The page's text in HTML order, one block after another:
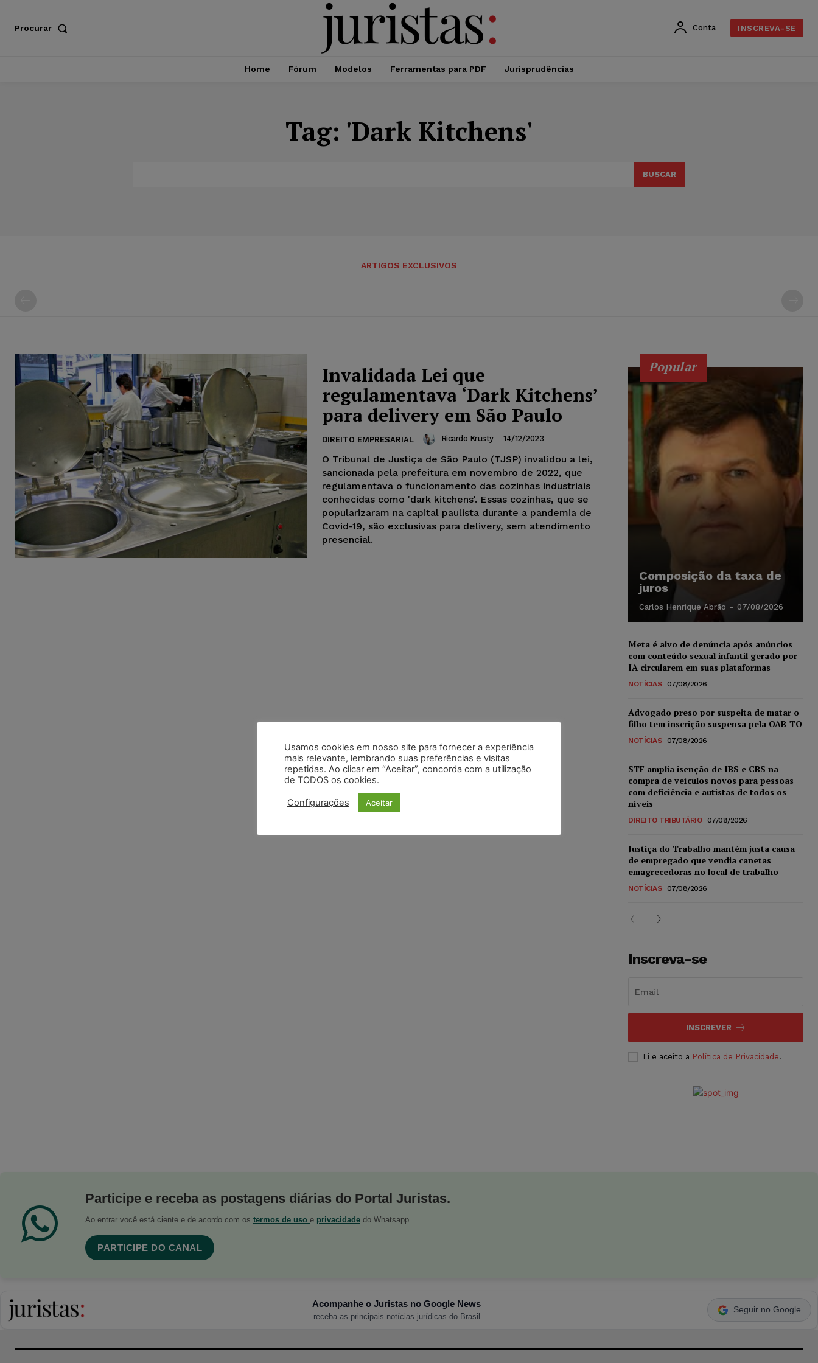
Procurar Conta INSCREVA-SE
Home Fórum Modelos Ferramentas para PDF Jurisprudências
Tag: 'Dark Kitchens'
BUSCAR
ARTIGOS EXCLUSIVOS
Invalidada Lei que
regulamentava ‘Dark Kitchens’
para delivery em São Paulo
DIREITO EMPRESARIAL Ricardo Krusty - 14/12/2023
O Tribunal de Justiça de São Paulo (TJSP) invalidou a lei,
sancionada pela prefeitura em novembro de 2022, que
regulamentava o funcionamento das cozinhas industriais
conhecidas como 'dark kitchens'. Essas cozinhas, que se
popularizaram na capital paulista durante a pandemia de
Covid-19, são exclusivas para delivery, sem atendimento
presencial.
Popular
Composição da taxa de
juros
Carlos Henrique Abrão - 07/08/2026
Meta é alvo de denúncia após anúncios
com conteúdo sexual infantil gerado por
IA circularem em suas plataformas
NOTÍCIAS 07/08/2026
Advogado preso por suspeita de matar o
filho tem inscrição suspensa pela OAB-TO
NOTÍCIAS 07/08/2026
STF amplia isenção de IBS e CBS na
compra de veículos novos para pessoas
com deficiência e autistas de todos os
níveis
DIREITO TRIBUTÁRIO 07/08/2026
Justiça do Trabalho mantém justa causa
de empregado que vendia canetas
emagrecedoras no local de trabalho
NOTÍCIAS 07/08/2026
Inscreva-se
INSCREVER
Li e aceito a Política de Privacidade.
Participe e receba as postagens diárias do Portal Juristas.
Ao entrar você está ciente e de acordo com os termos de uso e privacidade do Whatsapp.
PARTICIPE DO CANAL
Acompanhe o Juristas no Google News
receba as principais notícias jurídicas do Brasil
Seguir no Google
Usamos cookies em nosso site para fornecer a experiência
mais relevante, lembrando suas preferências e visitas
repetidas. Ao clicar em “Aceitar”, concorda com a utilização
de TODOS os cookies.
Configurações Aceitar